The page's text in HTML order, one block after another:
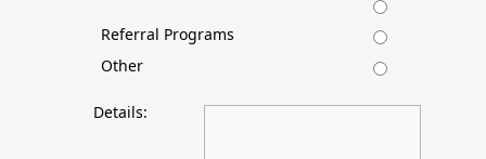
Referral Programs
Other
Details: